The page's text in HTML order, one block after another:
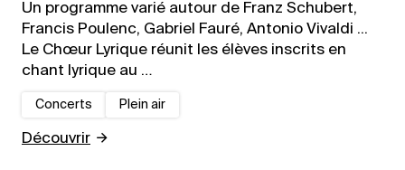
Un programme varié autour de Franz Schubert,
Francis Poulenc, Gabriel Fauré, Antonio Vivaldi ...
Le Chœur Lyrique réunit les élèves inscrits en
chant lyrique au …
Concerts Plein air
Découvrir